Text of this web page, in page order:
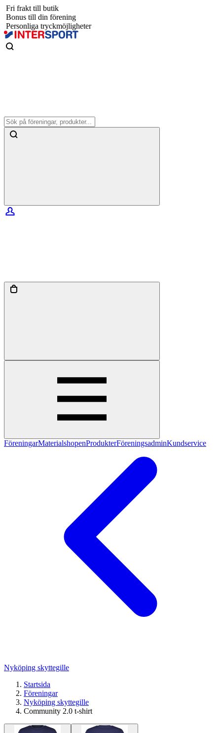
Fri frakt till butik
Bonus till din förening
Personliga tryckmöjligheter
FöreningarMaterialshopenProdukterFöreningsadminKundservice
Nyköping skyttegille
Startsida
Föreningar
Nyköping skyttegille
Community 2.0 t-shirt